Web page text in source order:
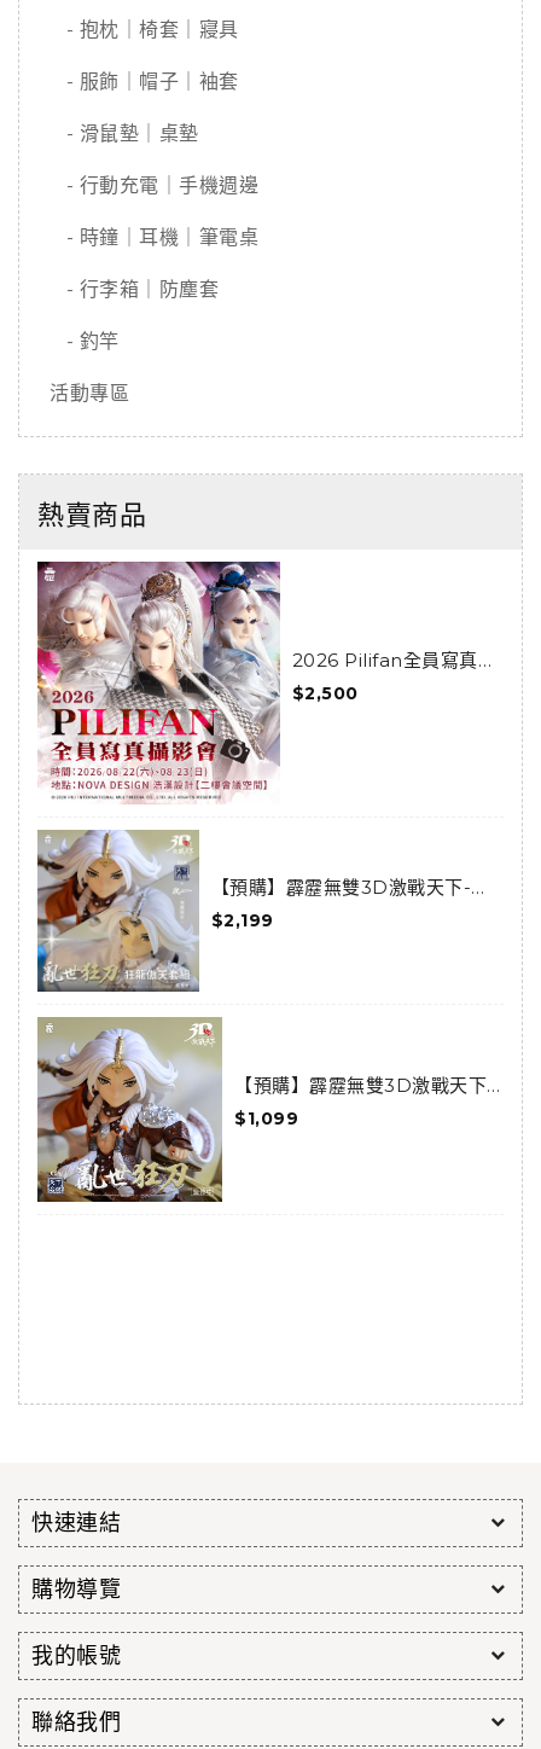
- 抱枕｜椅套｜寢具
- 服飾｜帽子｜袖套
- 滑鼠墊｜桌墊
- 行動充電｜手機週邊
- 時鐘｜耳機｜筆電桌
- 行李箱｜防塵套
- 釣竿
活動專區
熱賣商品
2026 Pilifan全員寫真攝
$2,500
【預購】霹靂無雙3D激戰天下-亂
世狂刀-狂龍傲天套組(預購限定)
(已結束預購)
$2,199
【預購】霹靂無雙3D激戰天下-
天下014-亂世狂刀 (已結束預購)
$1,099
快速連結
購物導覽
我的帳號
聯絡我們